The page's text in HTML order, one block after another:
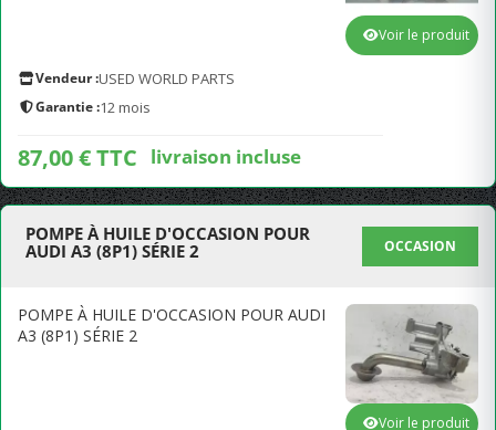
Vendeur :USED WORLD PARTS
Garantie :12 mois
87,00 € TTC livraison incluse
Voir le produit
POMPE À HUILE D'OCCASION POUR
AUDI A3 (8P1) SÉRIE 2
OCCASION
POMPE À HUILE D'OCCASION POUR AUDI
A3 (8P1) SÉRIE 2
Voir le produit